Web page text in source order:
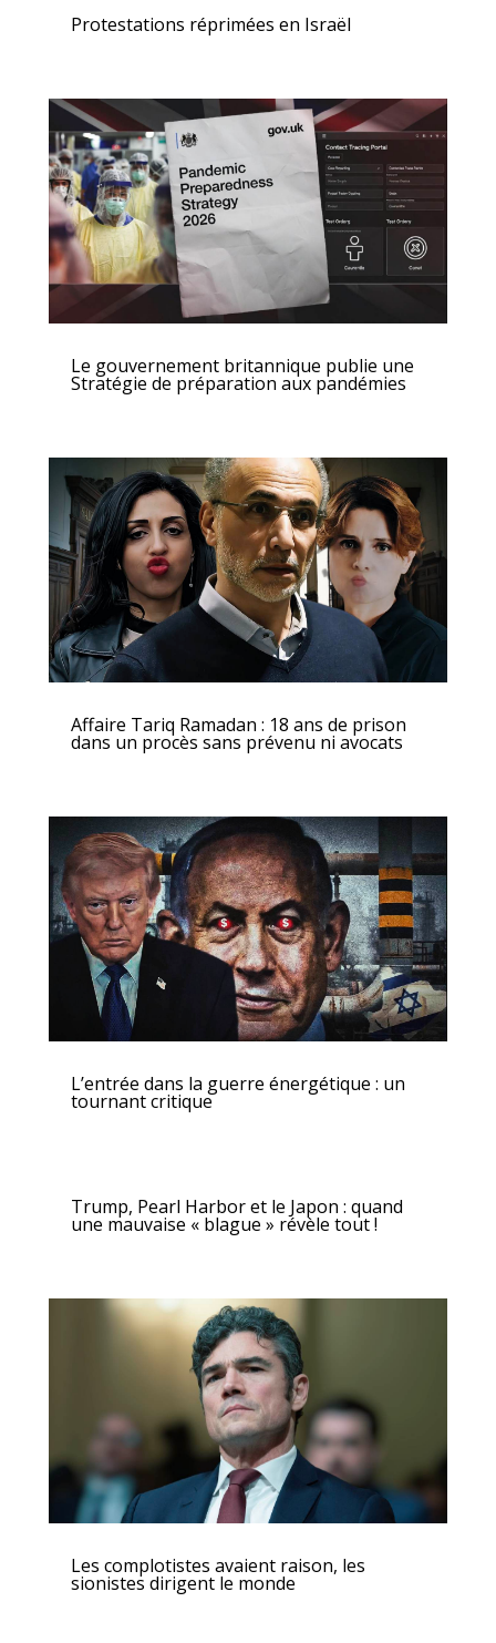
Protestations réprimées en Israël
Le gouvernement britannique publie une
Stratégie de préparation aux pandémies
Affaire Tariq Ramadan : 18 ans de prison
dans un procès sans prévenu ni avocats
L’entrée dans la guerre énergétique : un
tournant critique
Trump, Pearl Harbor et le Japon : quand
une mauvaise « blague » révèle tout !
Les complotistes avaient raison, les
sionistes dirigent le monde